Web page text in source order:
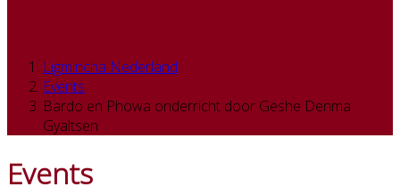
Ligmincha Nederland
Events
Bardo en Phowa onderricht door Geshe Denma
Gyaltsen
Events